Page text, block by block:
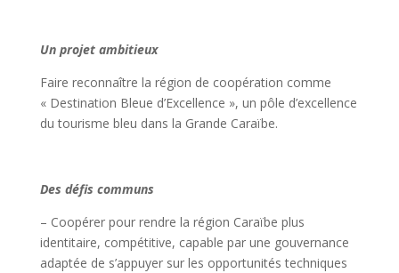
Un projet ambitieux
Faire reconnaître la région de coopération comme
« Destination Bleue d’Excellence », un pôle d’excellence
du tourisme bleu dans la Grande Caraïbe.
Des défis communs
– Coopérer pour rendre la région Caraïbe plus
identitaire, compétitive, capable par une gouvernance
adaptée de s’appuyer sur les opportunités techniques